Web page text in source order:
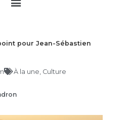
pour Jean-Sébastien
À la une Culture